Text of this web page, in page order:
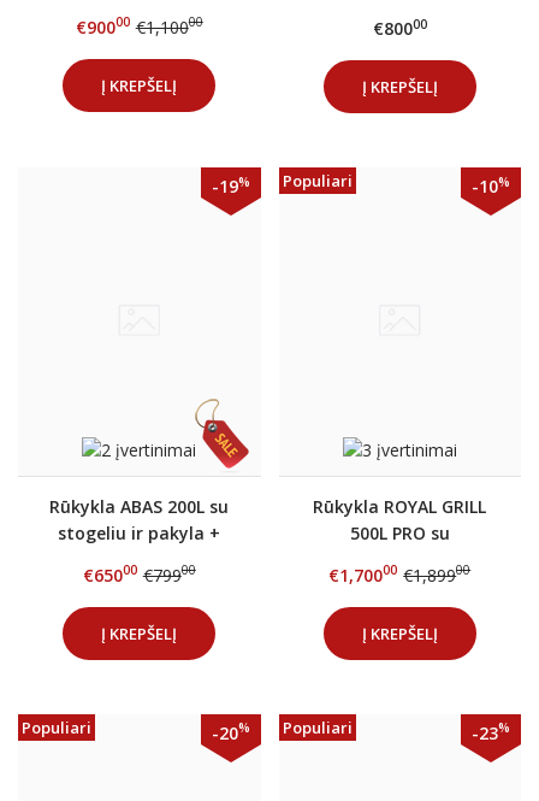
€90000 €1,10000
Į KREPŠELĮ
€80000
Į KREPŠELĮ
-19%
Rūkykla ABAS 200L su
stogeliu ir pakyla +
€65000 €79900
Į KREPŠELĮ
Populiari -10%
Rūkykla ROYAL GRILL
500L PRO su
plieno lentynom +
DOVANOS
€1,70000 €1,89900
Į KREPŠELĮ
Populiari -20% Populiari -23%